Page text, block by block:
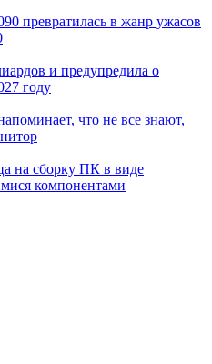
превратилась в жанр ужасов
и предупредила о
году
что не все знают,
на сборку ПК в виде
компонентами